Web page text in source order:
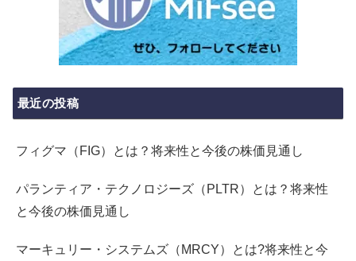
最近の投稿
フィグマ（FIG）とは？将来性と今後の株価見通し
パランティア・テクノロジーズ（PLTR）とは？将来性
と今後の株価見通し
マーキュリー・システムズ（MRCY）とは?将来性と今